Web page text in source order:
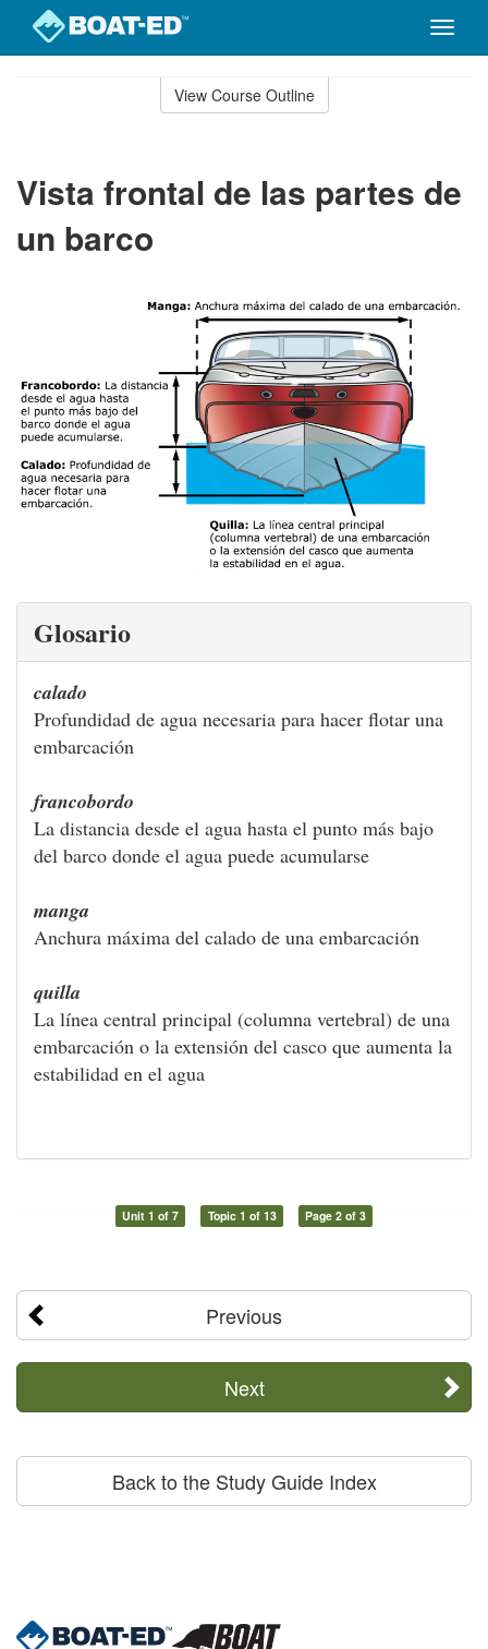
Toggle
View Course Outline
Vista frontal de las partes de
un barco
Glosario
calado
Profundidad de agua necesaria para hacer flotar una
embarcación
francobordo
La distancia desde el agua hasta el punto más bajo
del barco donde el agua puede acumularse
manga
Anchura máxima del calado de una embarcación
quilla
La línea central principal (columna vertebral) de una
embarcación o la extensión del casco que aumenta la
estabilidad en el agua
Unit 1 of 7 Topic 1 of 13 Page 2 of 3
Previous
Next
Back to the Study Guide Index